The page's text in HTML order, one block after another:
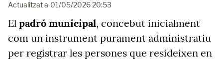
Actualitzat a 01/05/2026 20:53
El padró municipal, concebut inicialment
com un instrument purament administratiu
per registrar les persones que resideixen en